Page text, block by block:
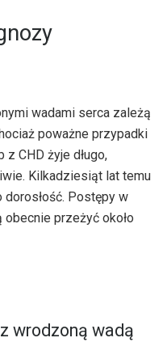
wadami serca zależą
poważne przypadki
CHD żyje długo,
Kilkadziesiąt lat temu
dorosłość. Postępy w
przeżyć około
wrodzoną wadą